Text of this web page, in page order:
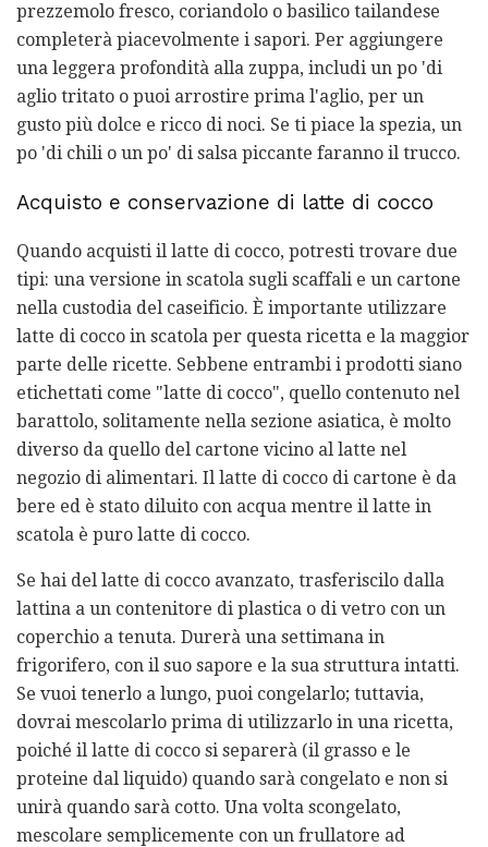
prezzemolo fresco, coriandolo o basilico tailandese
completerà piacevolmente i sapori. Per aggiungere
una leggera profondità alla zuppa, includi un po 'di
aglio tritato o puoi arrostire prima l'aglio, per un
gusto più dolce e ricco di noci. Se ti piace la spezia, un
po 'di chili o un po' di salsa piccante faranno il trucco.
Acquisto e conservazione di latte di cocco
Quando acquisti il ​​latte di cocco, potresti trovare due
tipi: una versione in scatola sugli scaffali e un cartone
nella custodia del caseificio. È importante utilizzare
latte di cocco in scatola per questa ricetta e la maggior
parte delle ricette. Sebbene entrambi i prodotti siano
etichettati come "latte di cocco", quello contenuto nel
barattolo, solitamente nella sezione asiatica, è molto
diverso da quello del cartone vicino al latte nel
negozio di alimentari. Il latte di cocco di cartone è da
bere ed è stato diluito con acqua mentre il latte in
scatola è puro latte di cocco.
Se hai del latte di cocco avanzato, trasferiscilo dalla
lattina a un contenitore di plastica o di vetro con un
coperchio a tenuta. Durerà una settimana in
frigorifero, con il suo sapore e la sua struttura intatti.
Se vuoi tenerlo a lungo, puoi congelarlo; tuttavia,
dovrai mescolarlo prima di utilizzarlo in una ricetta,
poiché il latte di cocco si separerà (il grasso e le
proteine ​​dal liquido) quando sarà congelato e non si
unirà quando sarà cotto. Una volta scongelato,
mescolare semplicemente con un frullatore ad